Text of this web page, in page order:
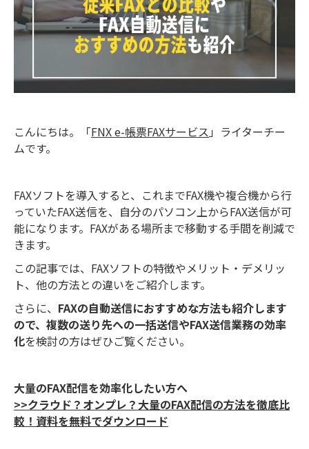
こんにちは。「FNX e-帳票FAXサービス 」ライターチー
ムです。
FAXソフトを導入すると、これまでFAX機や複合機から行
っていたFAX送信を、自分のパソコン上からFAX送信が可
能になります。FAXがある場所まで移動する手間を削減で
きます。
この記事では、FAXソフトの特徴やメリット・デメリッ
ト、他の方法との違いをご紹介します。
さらに、 FAXの自動送信におすすめな方法も紹介します
ので、複数の送り先への一括送信やFAX送信業務の効率
化を検討の方はぜひご覧ください。
大量のFAX配信を効率化したい方へ
>>クラウド？オンプレ？大量のFAX配信の方法を徹底比
較！資料を無料でダウンロード